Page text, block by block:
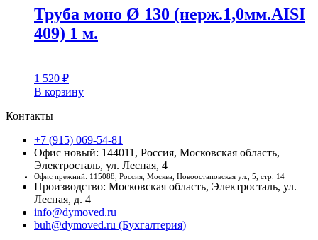
Труба моно Ø 130 (нерж.1,0мм.AISI
409) 1 м.
1 520 ₽
В корзину
Контакты
+7 (915) 069-54-81
Офис новый: 144011, Россия, Московская область,
Электросталь, ул. Лесная, 4
Офис прежний: 115088, Россия, Москва, Новоостаповская ул., 5, стр. 14
Производство: Московская область, Электросталь, ул.
Лесная, д. 4
info@dymoved.ru
buh@dymoved.ru (Бухгалтерия)